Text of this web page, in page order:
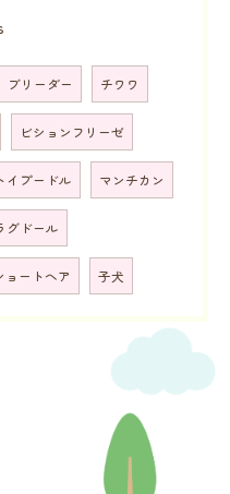
ブリーダー チワワ
ビションフリーゼ
トイプードル マンチカン
グドール
ョートヘア 子犬